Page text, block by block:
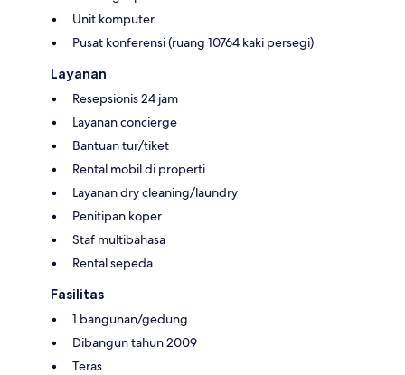
Unit komputer
Pusat konferensi (ruang 10764 kaki persegi)
Layanan
Resepsionis 24 jam
Layanan concierge
Bantuan tur/tiket
Rental mobil di properti
Layanan dry cleaning/laundry
Penitipan koper
Staf multibahasa
Rental sepeda
Fasilitas
1 bangunan/gedung
Dibangun tahun 2009
Teras